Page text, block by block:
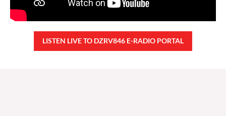
LISTEN LIVE TO DZRV846 E-RADIO PORTAL